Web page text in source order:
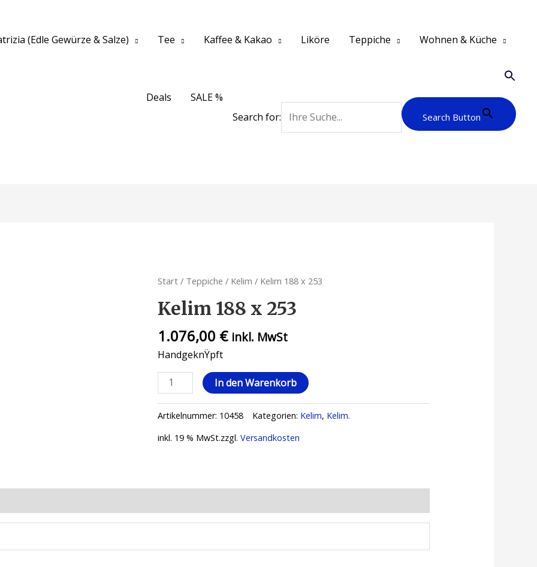
(Edle Gewürze & Salze) Tee Kaffee & Kakao Liköre Teppiche Wohnen & Küche
Deals
SALE %
Search for:
Search Button
Start / Teppiche / Kelim / Kelim 188 x 253
Kelim 188 x 253
1.076,00 € inkl. MwSt
HandgeknŸpft
In den Warenkorb
Artikelnummer: 10458 Kategorien: Kelim, Kelim.
inkl. 19 % MwSt.zzgl.Versandkosten